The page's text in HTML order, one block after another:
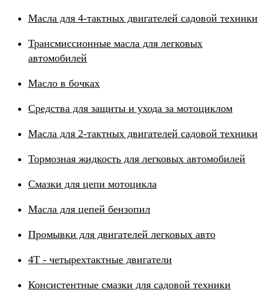
Масла для 4-тактных двигателей садовой техники
Трансмиссионные масла для легковых
автомобилей
Масло в бочках
Средства для защиты и ухода за мотоциклом
Масла для 2-тактных двигателей садовой техники
Тормозная жидкость для легковых автомобилей
Смазки для цепи мотоцикла
Масла для цепей бензопил
Промывки для двигателей легковых авто
4Т - четырехтактные двигатели
Консистентные смазки для садовой техники